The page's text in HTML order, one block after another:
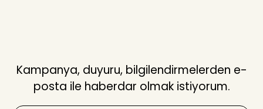
Kampanya, duyuru, bilgilendirmelerden e-
posta ile haberdar olmak istiyorum.